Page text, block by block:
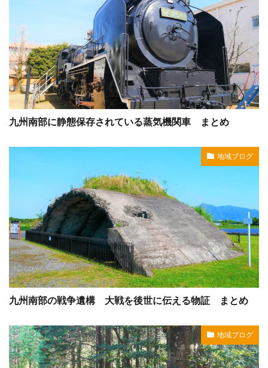
九州南部に静態保存されている蒸気機関車 まとめ
地域ブログ
九州南部の戦争遺構 大戦を後世に伝える物証 まとめ
地域ブログ